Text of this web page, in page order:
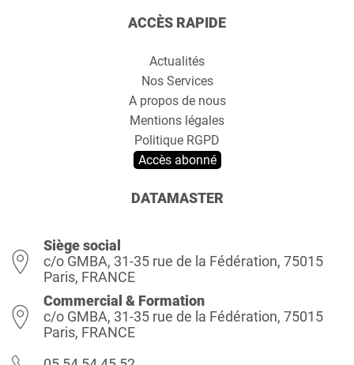
ACCÈS RAPIDE
Actualités
Nos Services
A propos de nous
Mentions légales
Politique RGPD
Accès abonné
DATAMASTER
Siège social
c/o GMBA, 31-35 rue de la Fédération, 75015
Paris, FRANCE
Commercial & Formation
c/o GMBA, 31-35 rue de la Fédération, 75015
Paris, FRANCE